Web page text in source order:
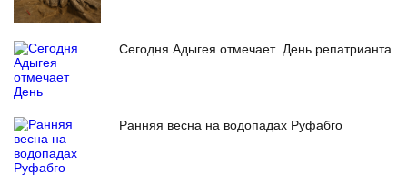
Сегодня Адыгея отмечает День репатрианта
Ранняя весна на водопадах Руфабго